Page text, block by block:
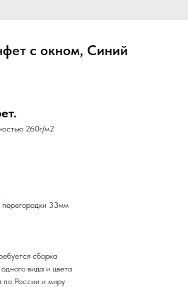
с окном, Синий
260г/м2
33мм
сборка
вида и цвета
по России и миру